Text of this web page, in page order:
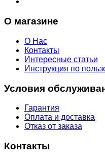
О магазине
О Нас
Контакты
Интересные статьи
Инструкция по
Условия
Гарантия
Оплата и доставка
Отказ от заказа
Контакты